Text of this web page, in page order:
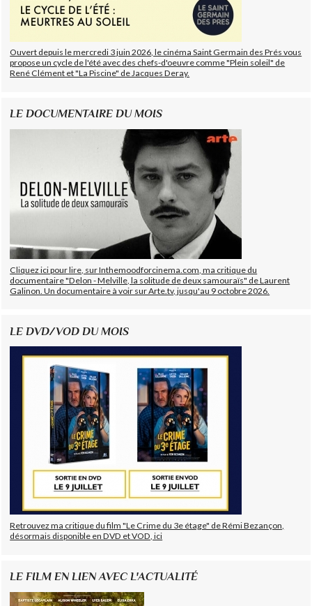
Ouvert depuis le mercredi 3 juin 2026, le cinéma Saint Germain des Prés vous
propose un cycle de l'été avec des chefs-d'oeuvre comme "Plein soleil" de
René Clément et "La Piscine" de Jacques Deray.
LE DOCUMENTAIRE DU MOIS
Cliquez ici pour lire, sur Inthemoodforcinema.com, ma critique du
documentaire "Delon - Melville, la solitude de deux samouraïs" de Laurent
Galinon. Un documentaire à voir sur Arte.tv, jusqu'au 9 octobre 2026.
LE DVD/VOD DU MOIS
Retrouvez ma critique du film "Le Crime du 3e étage" de Rémi Bezançon,
désormais disponible en DVD et VOD, ici
LE FILM EN LIEN AVEC L'ACTUALITÉ